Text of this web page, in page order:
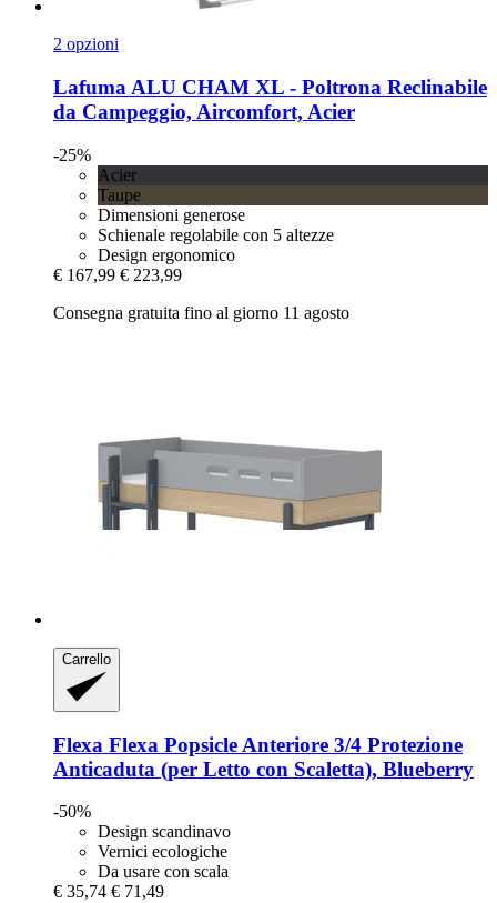
2 opzioni
Lafuma ALU CHAM XL -​ Poltrona Reclinabile
da Campeggio, Aircomfort, Acier
-25%
Acier
Taupe
Dimensioni generose
Schienale regolabile con 5 altezze
Design ergonomico
€ 167,99 € 223,99
Consegna gratuita fino al giorno 11 agosto
Carrello
Flexa Flexa Popsicle Anteriore 3/4 Protezione
Anticaduta (per Letto con Scaletta), Blueberry
-50%
Design scandinavo
Vernici ecologiche
Da usare con scala
€ 35,74 € 71,49